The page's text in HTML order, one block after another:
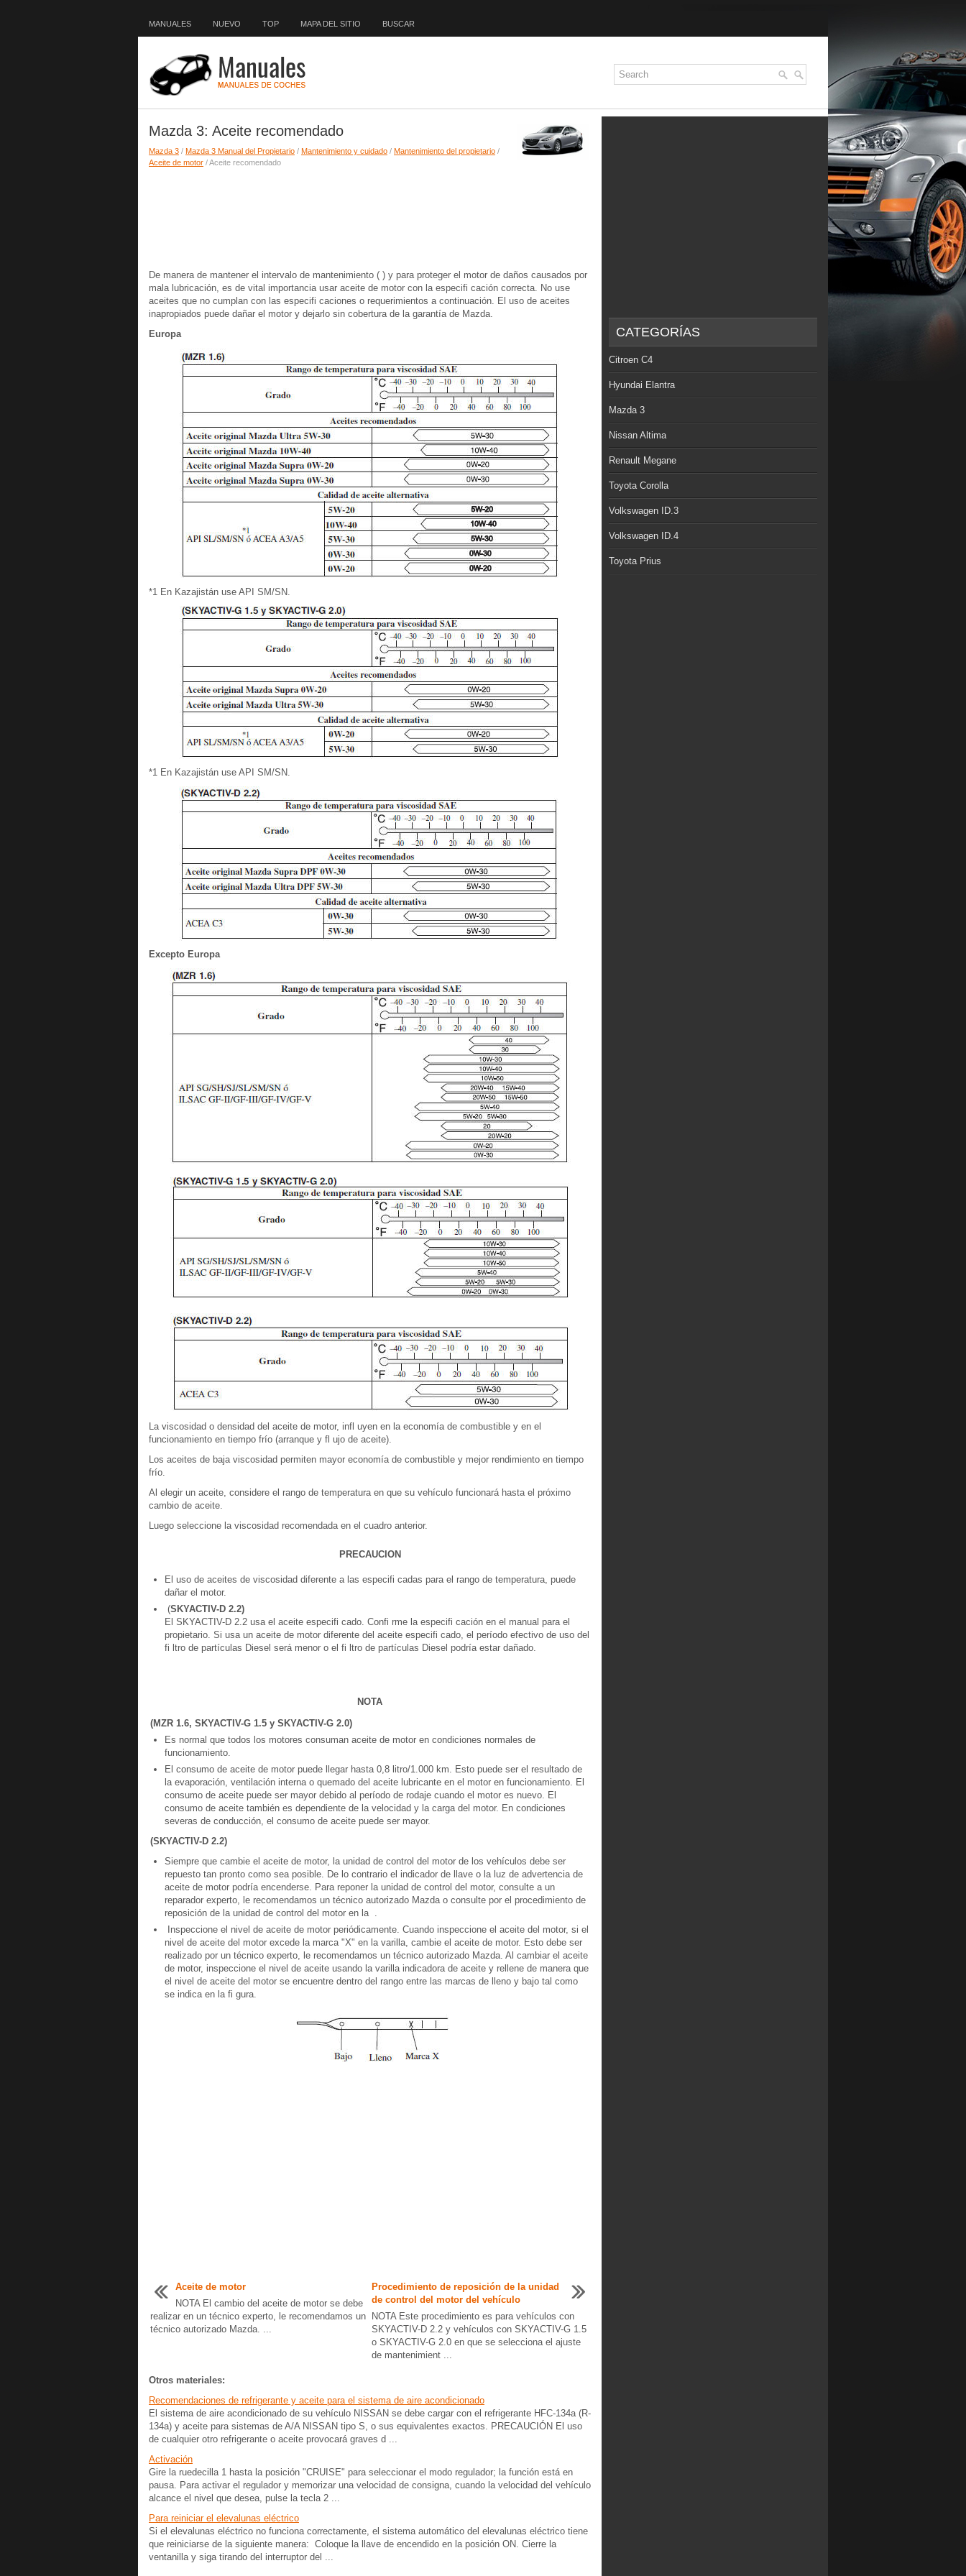
MANUALES NUEVO TOP MAPA DEL SITIO BUSCAR
Mazda 3: Aceite recomendado
Mazda 3 / Mazda 3 Manual del Propietario / Mantenimiento y cuidado / Mantenimiento del propietario /
Aceite de motor / Aceite recomendado
De manera de mantener el intervalo de mantenimiento ( ) y para proteger el motor de daños causados por
mala lubricación, es de vital importancia usar aceite de motor con la especifi cación correcta. No use
aceites que no cumplan con las especifi caciones o requerimientos a continuación. El uso de aceites
inapropiados puede dañar el motor y dejarlo sin cobertura de la garantía de Mazda.
Europa
*1 En Kazajistán use API SM/SN.
*1 En Kazajistán use API SM/SN.
Excepto Europa
La viscosidad o densidad del aceite de motor, infl uyen en la economía de combustible y en el
funcionamiento en tiempo frío (arranque y fl ujo de aceite).
Los aceites de baja viscosidad permiten mayor economía de combustible y mejor rendimiento en tiempo
frío.
Al elegir un aceite, considere el rango de temperatura en que su vehículo funcionará hasta el próximo
cambio de aceite.
Luego seleccione la viscosidad recomendada en el cuadro anterior.
PRECAUCION
El uso de aceites de viscosidad diferente a las especifi cadas para el rango de temperatura, puede
dañar el motor.
(SKYACTIV-D 2.2)
El SKYACTIV-D 2.2 usa el aceite especifi cado. Confi rme la especifi cación en el manual para el
propietario. Si usa un aceite de motor diferente del aceite especifi cado, el período efectivo de uso del
fi ltro de partículas Diesel será menor o el fi ltro de partículas Diesel podría estar dañado.
NOTA
(MZR 1.6, SKYACTIV-G 1.5 y SKYACTIV-G 2.0)
Es normal que todos los motores consuman aceite de motor en condiciones normales de
funcionamiento.
El consumo de aceite de motor puede llegar hasta 0,8 litro/1.000 km. Esto puede ser el resultado de
la evaporación, ventilación interna o quemado del aceite lubricante en el motor en funcionamiento. El
consumo de aceite puede ser mayor debido al período de rodaje cuando el motor es nuevo. El
consumo de aceite también es dependiente de la velocidad y la carga del motor. En condiciones
severas de conducción, el consumo de aceite puede ser mayor.
(SKYACTIV-D 2.2)
Siempre que cambie el aceite de motor, la unidad de control del motor de los vehículos debe ser
repuesto tan pronto como sea posible. De lo contrario el indicador de llave o la luz de advertencia de
aceite de motor podría encenderse. Para reponer la unidad de control del motor, consulte a un
reparador experto, le recomendamos un técnico autorizado Mazda o consulte por el procedimiento de
reposición de la unidad de control del motor en la .
Inspeccione el nivel de aceite de motor periódicamente. Cuando inspeccione el aceite del motor, si el
nivel de aceite del motor excede la marca "X" en la varilla, cambie el aceite de motor. Esto debe ser
realizado por un técnico experto, le recomendamos un técnico autorizado Mazda. Al cambiar el aceite
de motor, inspeccione el nivel de aceite usando la varilla indicadora de aceite y rellene de manera que
el nivel de aceite del motor se encuentre dentro del rango entre las marcas de lleno y bajo tal como
se indica en la fi gura.
Aceite de motor
NOTA El cambio del aceite de motor se debe
realizar en un técnico experto, le recomendamos un
técnico autorizado Mazda. ...
Procedimiento de reposición de la unidad
de control del motor del vehículo
NOTA Este procedimiento es para vehículos con
SKYACTIV-D 2.2 y vehículos con SKYACTIV-G 1.5
o SKYACTIV-G 2.0 en que se selecciona el ajuste
de mantenimient ...
Otros materiales:
Recomendaciones de refrigerante y aceite para el sistema de aire acondicionado
El sistema de aire acondicionado de su vehículo NISSAN se debe cargar con el refrigerante HFC-134a (R-
134a) y aceite para sistemas de A/A NISSAN tipo S, o sus equivalentes exactos. PRECAUCIÓN El uso
de cualquier otro refrigerante o aceite provocará graves d ...
Activación
Gire la ruedecilla 1 hasta la posición "CRUISE" para seleccionar el modo regulador; la función está en
pausa. Para activar el regulador y memorizar una velocidad de consigna, cuando la velocidad del vehículo
alcance el nivel que desea, pulse la tecla 2 ...
Para reiniciar el elevalunas eléctrico
Si el elevalunas eléctrico no funciona correctamente, el sistema automático del elevalunas eléctrico tiene
que reiniciarse de la siguiente manera: Coloque la llave de encendido en la posición ON. Cierre la
ventanilla y siga tirando del interruptor del ...
CATEGORÍAS
Citroen C4
Hyundai Elantra
Mazda 3
Nissan Altima
Renault Megane
Toyota Corolla
Volkswagen ID.3
Volkswagen ID.4
Toyota Prius